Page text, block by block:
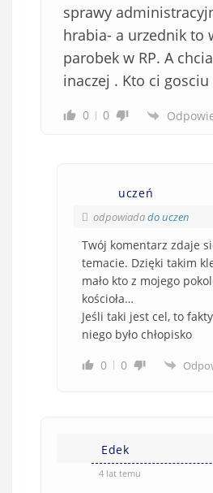
sprawy
hrabia- a urzednik to
parobek w RP. A
inaczej . Kto ci gosciu
0 0
uczeń
odpowiadado uczen
Twój komentarz zdaje
temacie. Dzięki takim
mało kto z mojego
kościoła…
Jeśli taki jest cel, to
niego było chłopisko
0
0
Edek
4 lat temu